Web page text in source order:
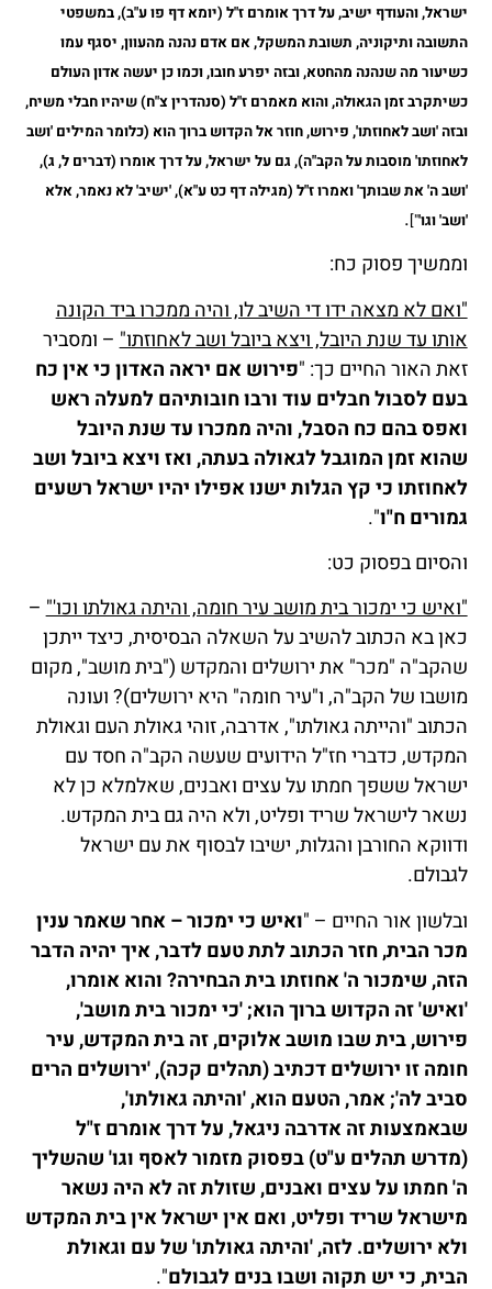
ישראל, והעודף ישיב, על דרך אומרם ז"ל (יומא דף פו ע"ב), במשפטי
התשובה ותיקוניה, תשובת המשקל, אם אדם נהנה מהעוון, יסגף עמו
כשיעור מה שנהנה מהחטא, ובזה יפרע חובו, וכמו כן יעשה אדון העולם
כשיתקרב זמן הגאולה, והוא מאמרם ז"ל (סנהדרין צ"ח) שיהיו חבלי משיח,
ובזה 'ושב לאחוזתו', פירוש, חוזר אל הקדוש ברוך הוא (כלומר המילים 'ושב
לאחוזתו' מוסבות על הקב"ה), גם על ישראל, על דרך אומרו (דברים ל, ג),
'ושב ה' את שבותך' ואמרו ז"ל (מגילה דף כט ע"א), 'ישיב' לא נאמר, אלא
'ושב' וגו'"]
.
וממשיך פסוק כח:
"ואם לא מצאה ידו די השיב לו, והיה ממכרו ביד הקונה
אותו עד שנת היובל, ויצא ביובל ושב לאחוזתו"– ומסביר
זאת האור החיים כך: "פירוש אם יראה האדון כי אין כח
בעם לסבול חבלים עוד ורבו חובותיהם למעלה ראש
ואפס בהם כח הסבל, והיה ממכרו עד שנת היובל
שהוא זמן המוגבל לגאולה בעתה, ואז ויצא ביובל ושב
לאחוזתו כי קץ הגלות ישנו אפילו יהיו ישראל רשעים
גמורים ח"ו".
והסיום בפסוק כט:
"ואיש כי ימכור בית מושב עיר חומה, והיתה גאולתו וכו'"–
כאן בא הכתוב להשיב על השאלה הבסיסית, כיצד ייתכן
שהקב"ה "מכר" את ירושלים והמקדש ("בית מושב", מקום
מושבו של הקב"ה, ו"עיר חומה" היא ירושלים)? ועונה
הכתוב "והייתה גאולתו", אדרבה, זוהי גאולת העם וגאולת
המקדש, כדברי חז"ל הידועים שעשה הקב"ה חסד עם
ישראל ששפך חמתו על עצים ואבנים, שאלמלא כן לא
נשאר לישראל שריד ופליט, ולא היה גם בית המקדש.
ודווקא החורבן והגלות, ישיבו לבסוף את עם ישראל
לגבולם.
ובלשון אור החיים – "ואיש כי ימכור – אחר שאמר ענין
מכר הבית, חזר הכתוב לתת טעם לדבר, איך יהיה הדבר
הזה, שימכור ה' אחוזתו בית הבחירה? והוא אומרו,
'ואיש' זה הקדוש ברוך הוא; 'כי ימכור בית מושב',
פירוש, בית שבו מושב אלוקים, זה בית המקדש, עיר
חומה זו ירושלים דכתיב (תהלים קכה), 'ירושלים הרים
סביב לה'; אמר, הטעם הוא, 'והיתה גאולתו',
שבאמצעות זה אדרבה ניגאל, על דרך אומרם ז"ל
(מדרש תהלים ע"ט) בפסוק מזמור לאסף וגו' שהשליך
ה' חמתו על עצים ואבנים, שזולת זה לא היה נשאר
מישראל שריד ופליט, ואם אין ישראל אין בית המקדש
ולא ירושלים. לזה, 'והיתה גאולתו' של עם וגאולת
הבית, כי יש תקוה ושבו בנים לגבולם".